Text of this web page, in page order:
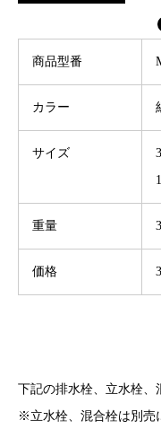
商品型番
カラー
サイズ
重量
価格
下記の排水栓、立水栓、
※立水栓、混合栓は別売